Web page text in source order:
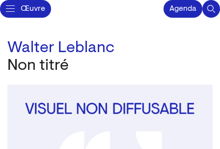
Œuvre Agenda
Walter Leblanc
Non titré